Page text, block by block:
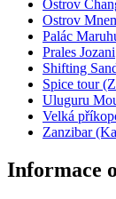
Ostrov
Ostrov
Palác
Prales Jozani
Shifting
Spice tour
Uluguru
Velká
Zanzibar
Informace